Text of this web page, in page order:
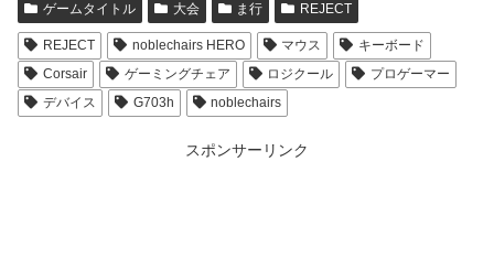
ゲームタイトル
大会 ま行 REJECT
REJECT noblechairs HERO マウス
キーボード
Corsair
ゲーミングチェア ロジクール
プロゲーマー
デバイス
G703h noblechairs
スポンサーリンク